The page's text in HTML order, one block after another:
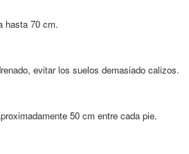
hasta 70 cm.
evitar los suelos demasiado calizos.
50 cm entre cada pie.